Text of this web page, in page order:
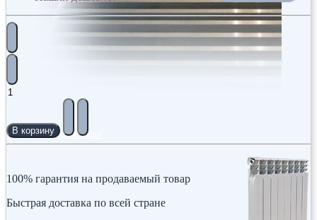
Радиаторы
В корзину
100% гарантия на продаваемый товар
Быстрая доставка по всей стране